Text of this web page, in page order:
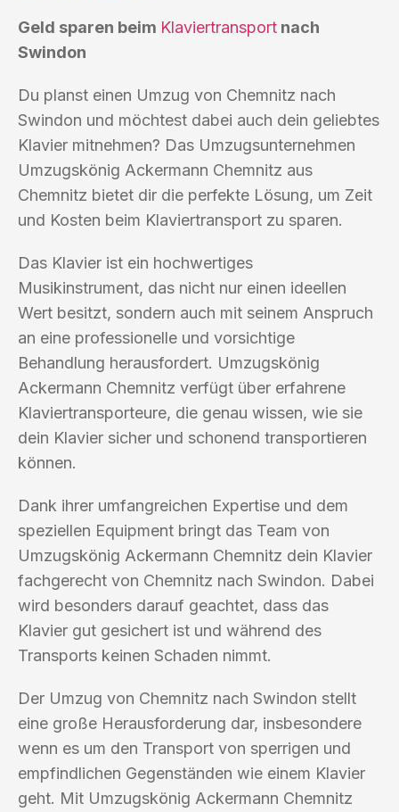
Geld sparen beim Klaviertransport nach
Swindon
Du planst einen Umzug von Chemnitz nach
Swindon und möchtest dabei auch dein geliebtes
Klavier mitnehmen? Das Umzugsunternehmen
Umzugskönig Ackermann Chemnitz aus
Chemnitz bietet dir die perfekte Lösung, um Zeit
und Kosten beim Klaviertransport zu sparen.
Das Klavier ist ein hochwertiges
Musikinstrument, das nicht nur einen ideellen
Wert besitzt, sondern auch mit seinem Anspruch
an eine professionelle und vorsichtige
Behandlung herausfordert. Umzugskönig
Ackermann Chemnitz verfügt über erfahrene
Klaviertransporteure, die genau wissen, wie sie
dein Klavier sicher und schonend transportieren
können.
Dank ihrer umfangreichen Expertise und dem
speziellen Equipment bringt das Team von
Umzugskönig Ackermann Chemnitz dein Klavier
fachgerecht von Chemnitz nach Swindon. Dabei
wird besonders darauf geachtet, dass das
Klavier gut gesichert ist und während des
Transports keinen Schaden nimmt.
Der Umzug von Chemnitz nach Swindon stellt
eine große Herausforderung dar, insbesondere
wenn es um den Transport von sperrigen und
empfindlichen Gegenständen wie einem Klavier
geht. Mit Umzugskönig Ackermann Chemnitz